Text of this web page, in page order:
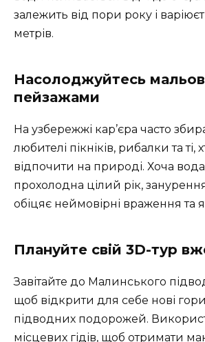
залежить від пори року і
метрів.
Насолоджуйтесь
пейзажами
На узбережжі кар’єра часто
любителі пікніків, рибалки та ті,
відпочити на природі. Хоча
прохолодна цілий рік,
обіцяє неймовірні враження та
Плануйте свій 3D-тур
Завітайте до Малинського
щоб відкрити для себе нові
підводних подорожей.
місцевих гідів, щоб отримати